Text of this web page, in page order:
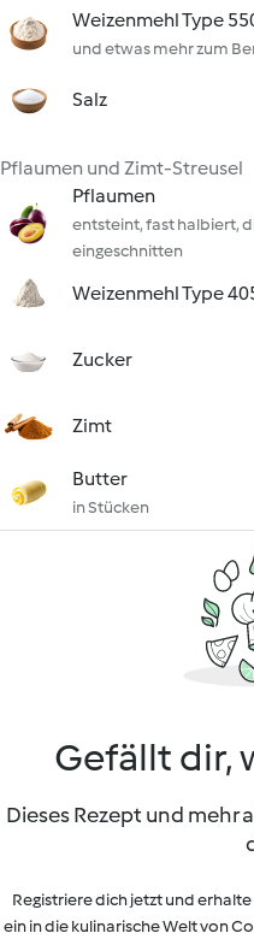
Weizenmehl Type
und etwas mehr zum
Salz
Pflaumen und Zimt-Streusel
Pflaumen
entsteint, fast halbiert,
eingeschnitten
Weizenmehl Type
Zucker
Zimt
Butter
in Stücken
Gefällt dir,
Dieses Rezept und mehr
Registriere dich jetzt und
ein in die kulinarische Welt von